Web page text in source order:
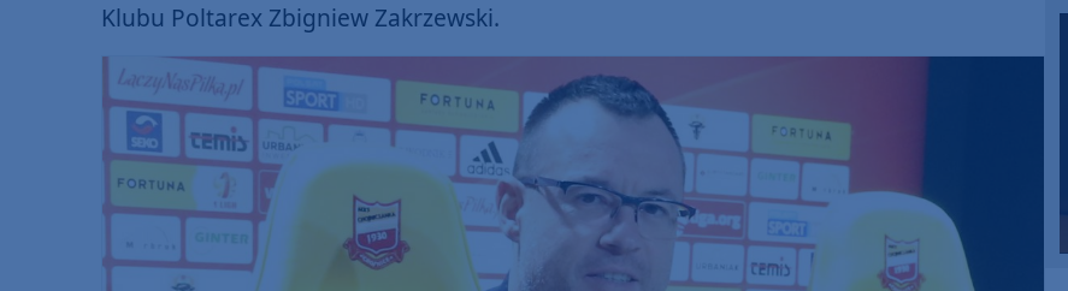
Klubu Poltarex Zbigniew Zakrzewski.